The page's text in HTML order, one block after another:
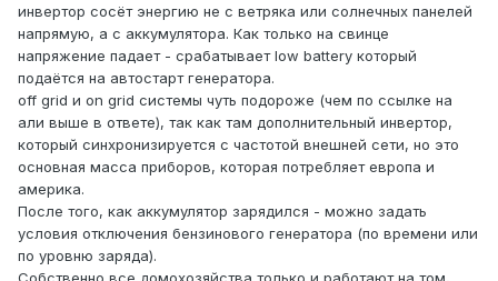
инвертор сосёт энергию не с ветряка или солнечных панелей
напрямую, а с аккумулятора. Как только на свинце
напряжение падает - срабатывает low battery который
подаётся на автостарт генератора.
off grid и on grid системы чуть подороже (чем по ссылке на
али выше в ответе), так как там дополнительный инвертор,
который синхронизируется с частотой внешней сети, но это
основная масса приборов, которая потребляет европа и
америка.
После того, как аккумулятор зарядился - можно задать
условия отключения бензинового генератора (по времени или
по уровню заряда).